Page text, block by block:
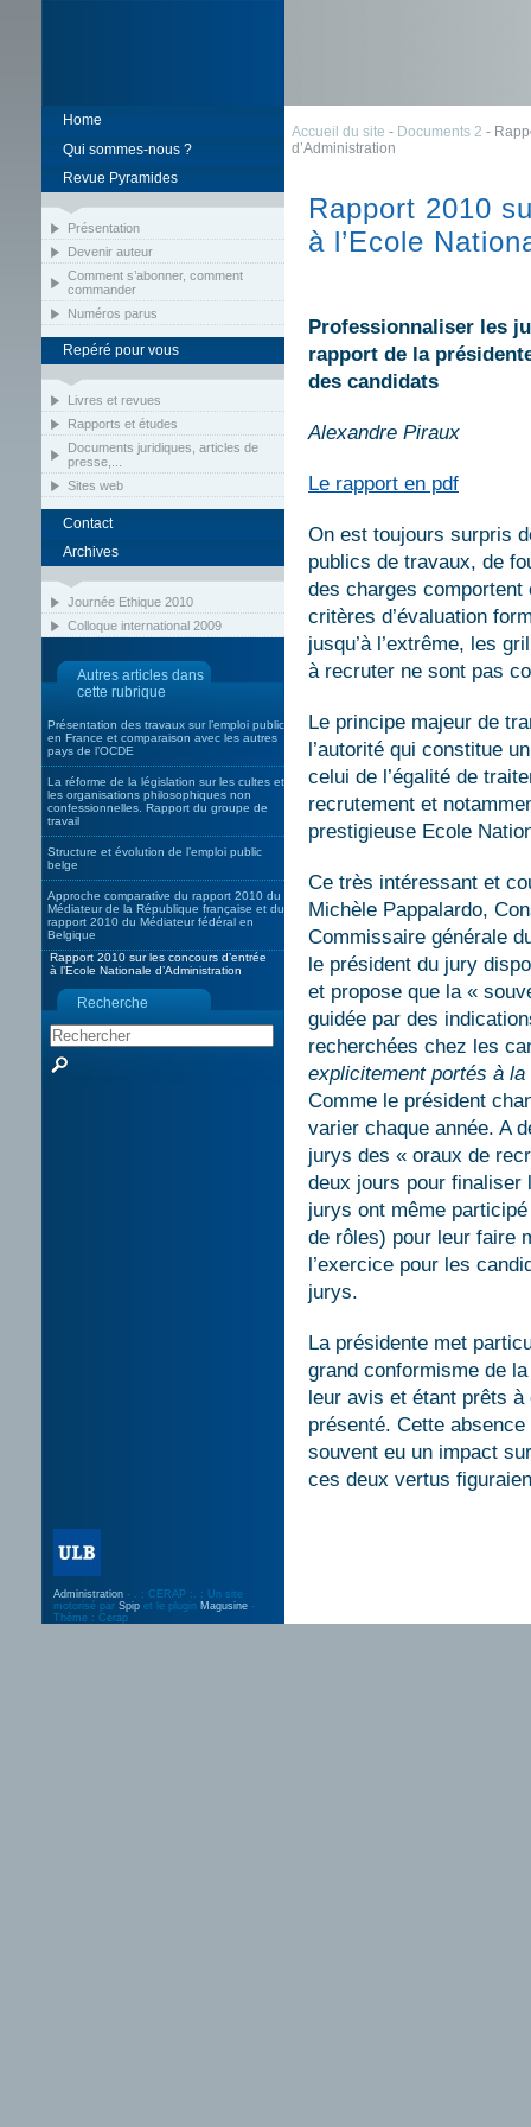
Home
Qui sommes-nous ?
Revue Pyramides
Présentation
Devenir auteur
Comment s’abonner, comment
commander
Numéros parus
Repéré pour vous
Livres et revues
Rapports et études
Documents juridiques, articles de
presse,...
Sites web
Contact
Archives
Journée Ethique 2010
Colloque international 2009
Autres articles dans
cette rubrique
Présentation des travaux sur l’emploi public
en France et comparaison avec les autres
pays de l’OCDE
La réforme de la législation sur les cultes et
les organisations philosophiques non
confessionnelles. Rapport du groupe de
travail
Structure et évolution de l’emploi public
belge
Approche comparative du rapport 2010 du
Médiateur de la République française et du
rapport 2010 du Médiateur fédéral en
Belgique
Rapport 2010 sur les concours d’entrée
à l’Ecole Nationale d’Administration
Recherche
Accueil du site - Documents 2 -
d’Administration
Rapport 2010
à l’Ecole
Professionnaliser les
rapport de la
des candidats
Alexandre Piraux
Le rapport en pdf
On est toujours surpris
publics de travaux, de
des charges
critères d’évaluation
jusqu’à l’extrême, les
à recruter ne sont pas
Le principe majeur de
l’autorité qui constitue
celui de l’égalité de
recrutement et
prestigieuse Ecole
Ce très intéressant et
Michèle Pappalardo,
Commissaire générale
le président du jury
et propose que la «
guidée par des
recherchées chez les
explicitement portés à
Comme le président
varier chaque année. A
jurys des « oraux de
deux jours pour
jurys ont même
de rôles) pour leur faire
l’exercice pour les
jurys.
La présidente met
grand conformisme de
leur avis et étant prêts à
présenté. Cette
souvent eu un impact
ces deux vertus
Administration - . : CERAP :. : Un site
motorisé par Spip et le plugin Magusine -
Thème : Cerap